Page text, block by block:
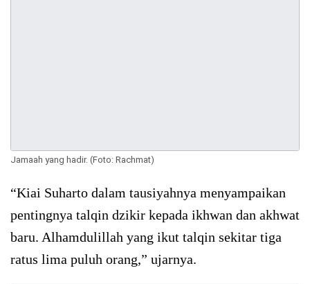
Jamaah yang hadir. (Foto: Rachmat)
“Kiai Suharto dalam tausiyahnya menyampaikan
pentingnya talqin dzikir kepada ikhwan dan akhwat
baru. Alhamdulillah yang ikut talqin sekitar tiga
ratus lima puluh orang,” ujarnya.